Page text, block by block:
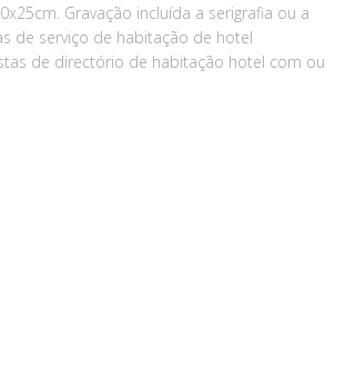
Gravação incluída a serigrafia ou a
de serviço de habitação de hotel
de directório de habitação hotel com ou